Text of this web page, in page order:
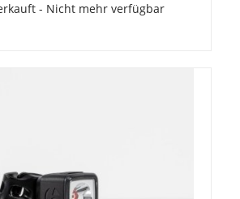
- Nicht mehr verfügbar